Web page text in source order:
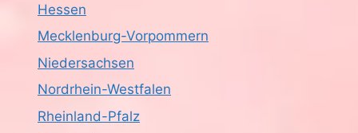
Hessen
Mecklenburg-Vorpommern
Niedersachsen
Nordrhein-Westfalen
Rheinland-Pfalz